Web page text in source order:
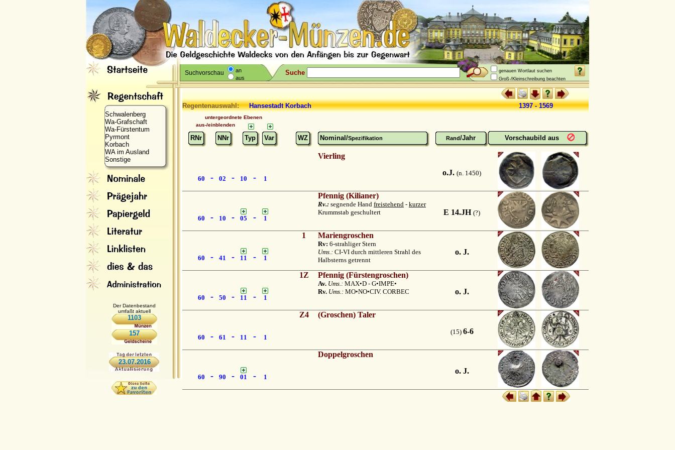
Suchvorschau
an
aus
Suche
genauen Wortlaut suchen
Groß-/Kleinschreibung beachten
Schwalenberg
Wa-Grafschaft
Wa-Fürstentum
Pyrmont
Korbach
WA im Ausland
Sonstige
Der Datenbestand
umfaßt aktuell
1103
157
23.07.2016
Regentenauswahl: Hansestadt Korbach 1397 - 1569
untergeordnete Ebenen
aus-/einblenden
RNr NNr Typ Var WZ Nominal/Spezifikation Rand/Jahr Vorschaubild aus
60 - 02 - 10 - 1
Vierling
o.J. (n. 1450)
60 - 10 - 05 - 1
Pfennig (Kilianer)
Rv.: segnende Hand freistehend - kurzer
Krummstab geschultert
E 14.JH (?)
60 - 41 - 11 - 1
1 Mariengroschen
Rv: 6-strahliger Stern
Ums.: CI-VI durch mittleren Strahl des
Halbsterns getrennt
o. J.
60 - 50 - 11 - 1
1Z Pfennig (Fürstengroschen)
Av. Ums.: MAX•D - G•IMPE•
Rv. Ums.: MO•NO•CIV. CORBEC o. J.
60 - 61 - 11 - 1
Z4 (Groschen) Taler
(15) 6-6
60 - 90 - 01 - 1
Doppelgroschen
o. J.